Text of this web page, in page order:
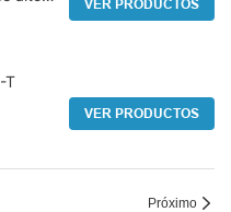
VER PRODUCTOS
T
VER PRODUCTOS
Próximo